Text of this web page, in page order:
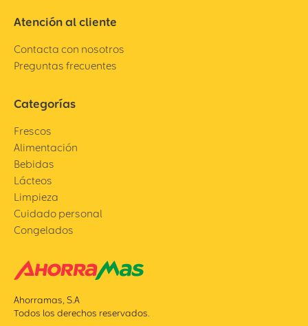
Atención al cliente
Contacta con nosotros
Preguntas frecuentes
Categorías
Frescos
Alimentación
Bebidas
Lácteos
Limpieza
Cuidado personal
Congelados
Ahorramas, S.A
Todos los derechos reservados.